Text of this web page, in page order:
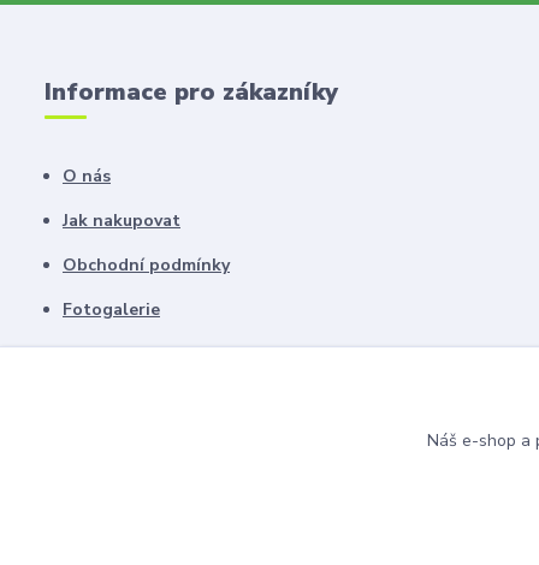
Informace pro zákazníky
O nás
Jak nakupovat
Obchodní podmínky
Fotogalerie
Kontakty
Náš e-shop a